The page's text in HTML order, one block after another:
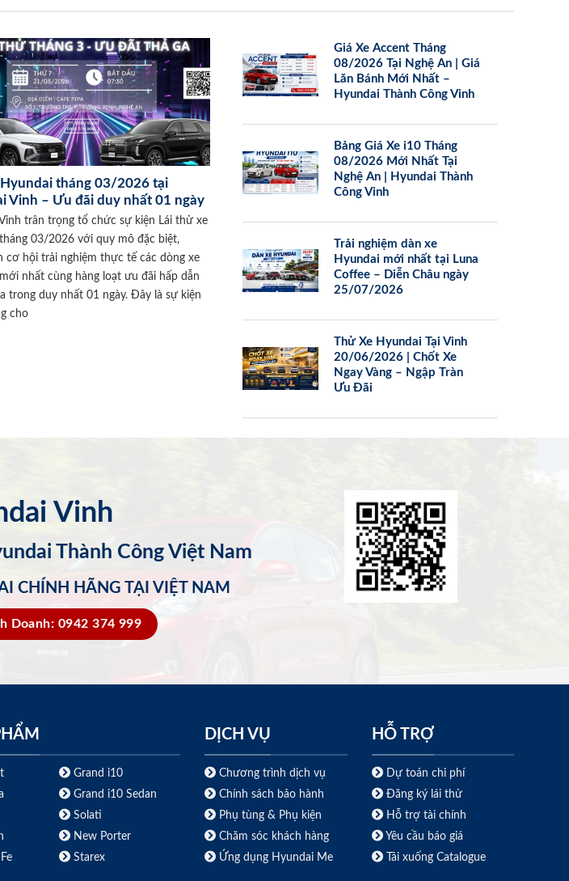
tháng 03/2026 tại
Vinh – Ưu đãi duy nhất 01 ngày
trân trọng tổ chức sự kiện Lái thử xe
03/2026 với quy mô đặc biệt,
cơ hội trải nghiệm thực tế các dòng xe
nhất cùng hàng loạt ưu đãi hấp dẫn
trong duy nhất 01 ngày. Đây là sự kiện
cho
Giá Xe Accent Tháng
08/2026 Tại Nghệ An | Giá
Lăn Bánh Mới Nhất –
Hyundai Thành Công Vinh
Bảng Giá Xe i10 Tháng
08/2026 Mới Nhất Tại
Nghệ An | Hyundai Thành
Công Vinh
Trải nghiệm dàn xe
Hyundai mới nhất tại Luna
Coffee – Diễn Châu ngày
25/07/2026
Thử Xe Hyundai Tại Vinh
20/06/2026 | Chốt Xe
Ngay Vàng – Ngập Tràn
Ưu Đãi
Vinh
Thành Công Việt Nam
CHÍNH HÃNG TẠI VIỆT NAM
Doanh: 0942 374 999
Grand i10
Grand i10 Sedan
Solati
New Porter
Starex
DỊCH VỤ
Chương trình dịch vụ
Chính sách bảo hành
Phụ tùng & Phụ kiện
Chăm sóc khách hàng
Ứng dụng Hyundai Me
HỖ TRỢ
Dự toán chi phí
Đăng ký lái thử
Hỗ trợ tài chính
Yêu cầu báo giá
Tải xuống Catalogue